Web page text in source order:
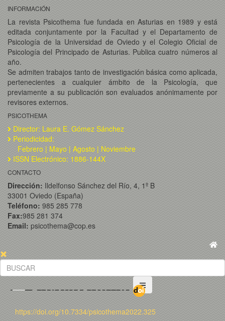
INFORMACIÓN
La revista Psicothema fue fundada en Asturias en 1989 y está
editada conjuntamente por la Facultad y el Departamento de
Psicología de la Universidad de Oviedo y el Colegio Oficial de
Psicología del Principado de Asturias. Publica cuatro números al
año.
Se admiten trabajos tanto de investigación básica como aplicada,
pertenecientes a cualquier ámbito de la Psicología, que
previamente a su publicación son evaluados anónimamente por
revisores externos.
PSICOTHEMA
Director: Laura E. Gómez Sánchez
Periodicidad:
Febrero | Mayo | Agosto | Noviembre
ISSN Electrónico: 1886-144X
CONTACTO
Dirección: Ildelfonso Sánchez del Río, 4, 1º B
33001 Oviedo (España)
Teléfono: 985 285 778
Fax:985 281 374
Email: psicothema@cop.es
https://doi.org/10.7334/psicothema2022.325